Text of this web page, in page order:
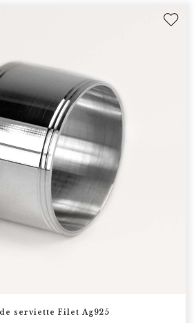
serviette Filet Ag925